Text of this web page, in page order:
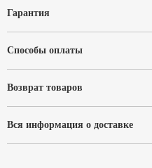
Гарантия
Способы оплаты
Возврат товаров
Вся информация о доставке